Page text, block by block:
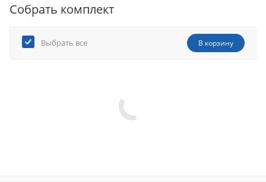
Собрать комплект
Выбрать все В корзину